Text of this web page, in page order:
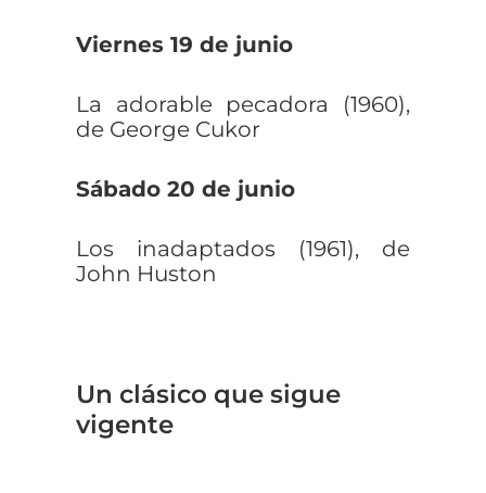
Viernes 19 de junio
La adorable pecadora (1960),
de George Cukor
Sábado 20 de junio
Los inadaptados (1961), de
John Huston
Un clásico que sigue
vigente